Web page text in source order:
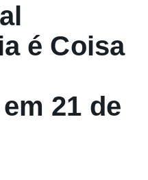
é Coisa
21 de